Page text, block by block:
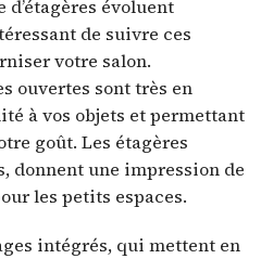
évoluent
de suivre ces
votre salon.
ouvertes sont très en
à vos objets et permettant
goût. Les étagères
donnent une impression de
les petits espaces.
intégrés, qui mettent en